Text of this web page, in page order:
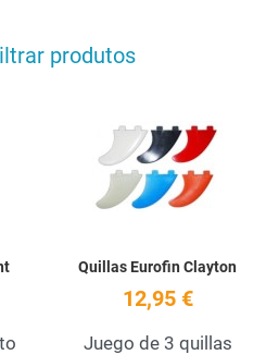
produtos
Quick View
Quillas Eurofin Clayton
12,95 €
Juego de 3 quillas